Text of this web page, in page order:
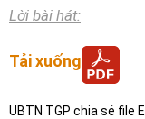
Lời bài hát:
Tải xuống
UBTN TGP chia sẻ file